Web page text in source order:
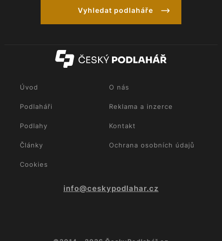
Vyhledat podlaháře
Úvod O nás
Podlaháři Reklama a inzerce
Podlahy Kontakt
Články Ochrana osobních údajů
Cookies
info@ceskypodlahar.cz